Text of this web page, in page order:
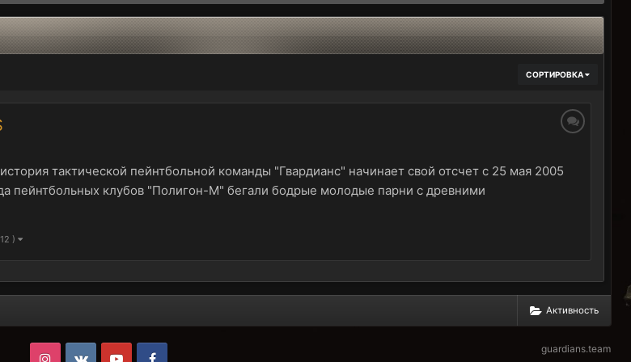
СОРТИРОВКА
тактической пейнтбольной команды "Гвардианс" начинает свой отсчет с 25 мая 2005
пейнтбольных клубов "Полигон-М" бегали бодрые молодые парни с древними
)
Активность
InstagramVK Youtube
guardians.team